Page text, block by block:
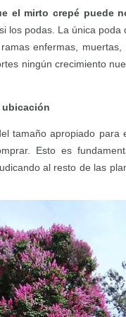
el mirto crepé puede
los podas. La única
enfermas,
ningún crecimiento
ubicación
tamaño apropiado para
Esto es
al resto de las